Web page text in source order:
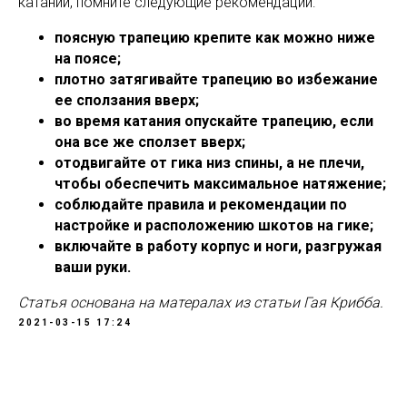
поясную трапецию крепите как можно ниже
на поясе;
плотно затягивайте трапецию во избежание
ее сползания вверх;
во время катания опускайте трапецию, если
она все же сползет вверх;
отодвигайте от гика низ спины, а не плечи,
чтобы обеспечить максимальное натяжение;
соблюдайте правила и рекомендации по
настройке и расположению шкотов на гике;
включайте в работу корпус и ноги, разгружая
ваши руки.
Статья основана на матералах из статьи Гая Крибба.
2021-03-15 17:24